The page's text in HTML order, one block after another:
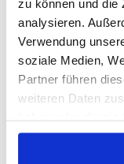
zu können und die
analysieren.
Verwendung
soziale Medien,
Partner führen
weiteren Daten
gesammelt haben.
Nicht auf Lager